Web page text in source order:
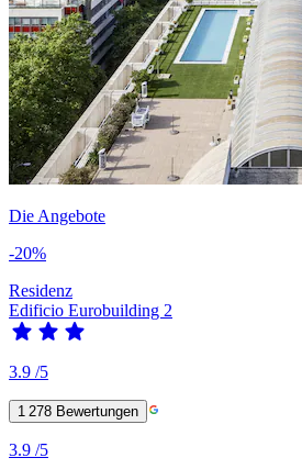
Die Angebote
-20%
Residenz
Edificio Eurobuilding 2
3.9 /5
1 278 Bewertungen
3.9 /5